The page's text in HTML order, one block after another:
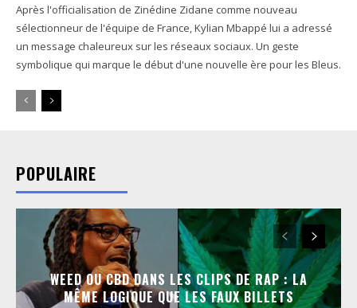
Après l'officialisation de Zinédine Zidane comme nouveau
sélectionneur de l'équipe de France, Kylian Mbappé lui a adressé
un message chaleureux sur les réseaux sociaux. Un geste
symbolique qui marque le début d'une nouvelle ère pour les Bleus.
POPULAIRE
WEED OU CBD DANS LES CLIPS DE RAP : LA
MÊME LOGIQUE QUE LES FAUX BILLETS